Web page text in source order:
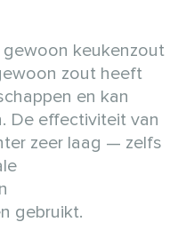
gewoon keukenzout
zout heeft
en kan
De effectiviteit van
zeer laag — zelfs
gebruikt.